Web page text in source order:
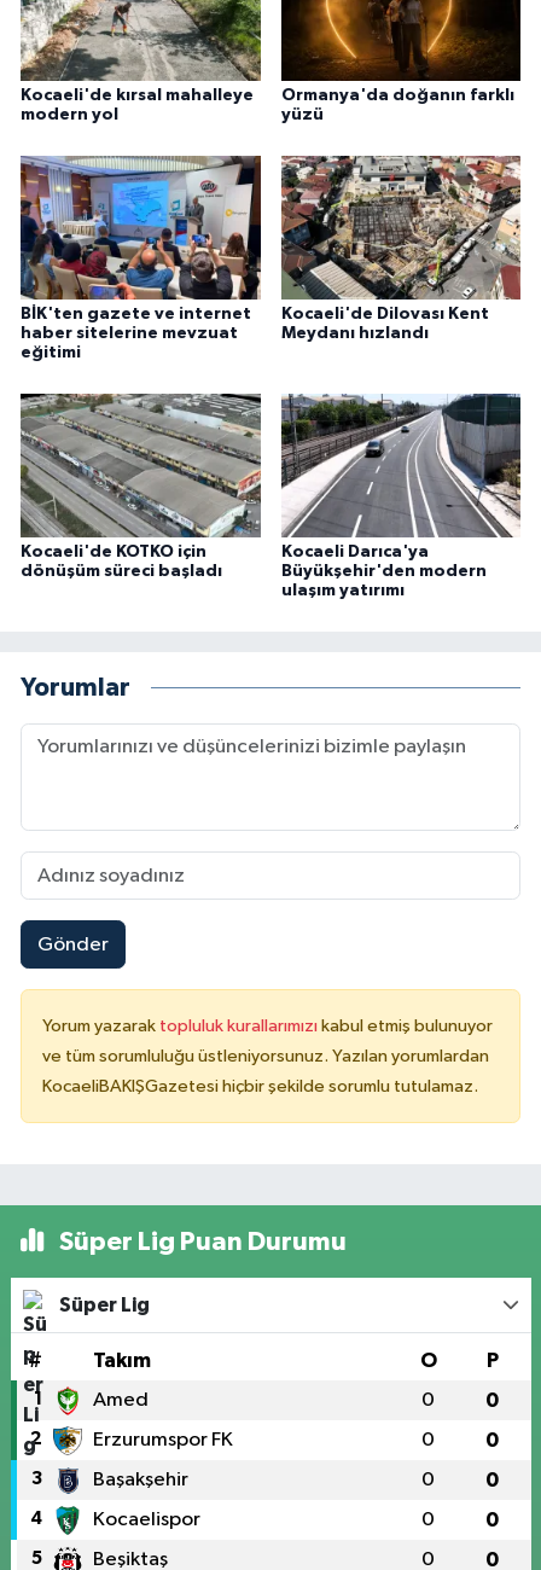
Kocaeli'de kırsal mahalleye
modern yol
Ormanya'da doğanın farklı
yüzü
BİK'ten gazete ve internet
haber sitelerine mevzuat
eğitimi
Kocaeli'de Dilovası Kent
Meydanı hızlandı
Kocaeli'de KOTKO için
dönüşüm süreci başladı
Kocaeli Darıca'ya
Büyükşehir'den modern
ulaşım yatırımı
Yorumlar
Gönder
Yorum yazarak topluluk kurallarımızı kabul etmiş bulunuyor
ve tüm sorumluluğu üstleniyorsunuz. Yazılan yorumlardan
KocaeliBAKIŞGazetesi hiçbir şekilde sorumlu tutulamaz.
Süper Lig Puan Durumu
Süper Lig
# Takım O P
1 Amed 0 0
2 Erzurumspor FK 0 0
3 Başakşehir 0 0
4 Kocaelispor 0 0
5 Beşiktaş 0 0